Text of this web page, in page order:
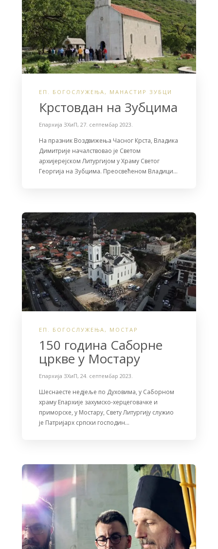
ЕП. БОГОСЛУЖЕЊА , МАНАСТИР ЗУБЦИ
Крстовдан на Зубцима
Епархија ЗХиП, 27. септембар 2023.
На празник Воздвижења Часног Крста, Владика
Димитрије началствовао је Светом
архијерејском Литургијом у Храму Светог
Георгија на Зубцима. Преосвећеном Владици…
ЕП. БОГОСЛУЖЕЊА , МОСТАР
150 година Саборне
цркве у Мостару
Епархија ЗХиП, 24. септембар 2023.
Шеснаесте недјеље по Духовима, у Саборном
храму Епархије захумско-херцеговачке и
приморске, у Мостару, Свету Литургију служио
је Патријарх српски господин…